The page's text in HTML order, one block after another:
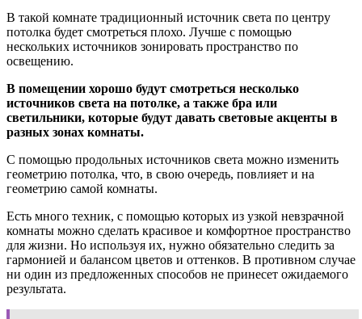
В такой комнате традиционный источник света по центру
потолка будет смотреться плохо. Лучше с помощью
нескольких источников зонировать пространство по
освещению.
В помещении хорошо будут смотреться несколько
источников света на потолке, а также бра или
светильники, которые будут давать световые акценты в
разных зонах комнаты.
С помощью продольных источников света можно изменить
геометрию потолка, что, в свою очередь, повлияет и на
геометрию самой комнаты.
Есть много техник, с помощью которых из узкой невзрачной
комнаты можно сделать красивое и комфортное пространство
для жизни. Но используя их, нужно обязательно следить за
гармонией и балансом цветов и оттенков. В противном случае
ни один из предложенных способов не принесет ожидаемого
результата.